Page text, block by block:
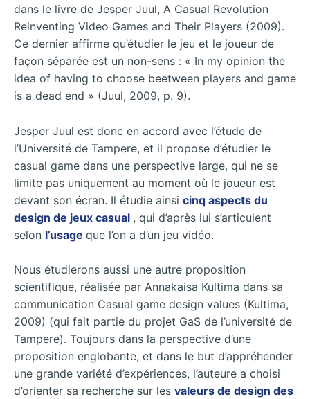
dans le livre de Jesper Juul, A Casual Revolution
Reinventing Video Games and Their Players (2009).
Ce dernier affirme qu’étudier le jeu et le joueur de
façon séparée est un non-sens : « In my opinion the
idea of having to choose beetween players and game
is a dead end » (Juul, 2009, p. 9).
Jesper Juul est donc en accord avec l’étude de
l’Université de Tampere, et il propose d’étudier le
casual game dans une perspective large, qui ne se
limite pas uniquement au moment où le joueur est
devant son écran. Il étudie ainsi cinq aspects du
design de jeux casual , qui d’après lui s’articulent
selon l’usage que l’on a d’un jeu vidéo.
Nous étudierons aussi une autre proposition
scientifique, réalisée par Annakaisa Kultima dans sa
communication Casual game design values (Kultima,
2009) (qui fait partie du projet GaS de l’université de
Tampere). Toujours dans la perspective d’une
proposition englobante, et dans le but d’appréhender
une grande variété d’expériences, l’auteure a choisi
d’orienter sa recherche sur les valeurs de design des